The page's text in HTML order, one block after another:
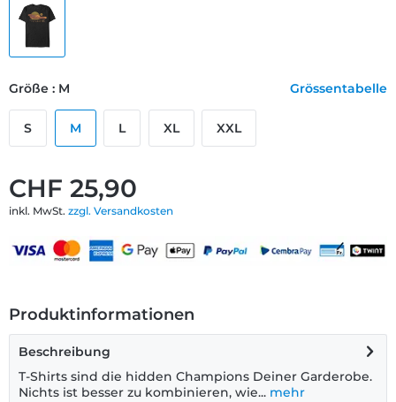
CHF 25,90
inkl. MwSt. zzgl. Versandkosten
Größe : M Grössentabelle
S M L XL XXL
Produktinformationen
Beschreibung
T-Shirts sind die hidden Champions Deiner Garderobe.
Nichts ist besser zu kombinieren, wie... mehr